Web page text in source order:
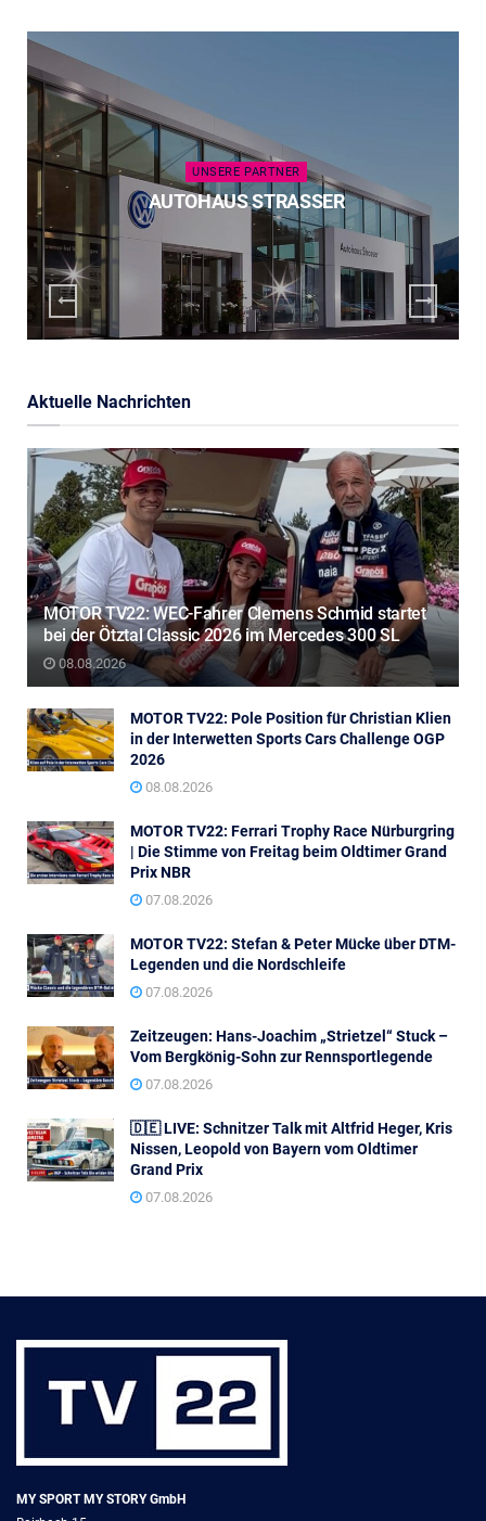
UNSERE PARTNER
AUTOHAUS STRASSER
Aktuelle Nachrichten
MOTOR TV22: WEC-Fahrer Clemens Schmid startet
bei der Ötztal Classic 2026 im Mercedes 300 SL
08.08.2026
MOTOR TV22: Pole Position für Christian Klien
in der Interwetten Sports Cars Challenge OGP
2026
08.08.2026
MOTOR TV22: Ferrari Trophy Race Nürburgring
| Die Stimme von Freitag beim Oldtimer Grand
Prix NBR
07.08.2026
MOTOR TV22: Stefan & Peter Mücke über DTM-
Legenden und die Nordschleife
07.08.2026
Zeitzeugen: Hans-Joachim „Strietzel“ Stuck –
Vom Bergkönig-Sohn zur Rennsportlegende
07.08.2026
🇩🇪 LIVE: Schnitzer Talk mit Altfrid Heger, Kris
Nissen, Leopold von Bayern vom Oldtimer
Grand Prix
07.08.2026
MY SPORT MY STORY GmbH